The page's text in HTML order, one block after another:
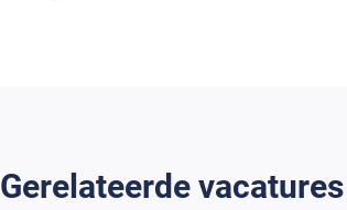
Gerelateerde vacatures